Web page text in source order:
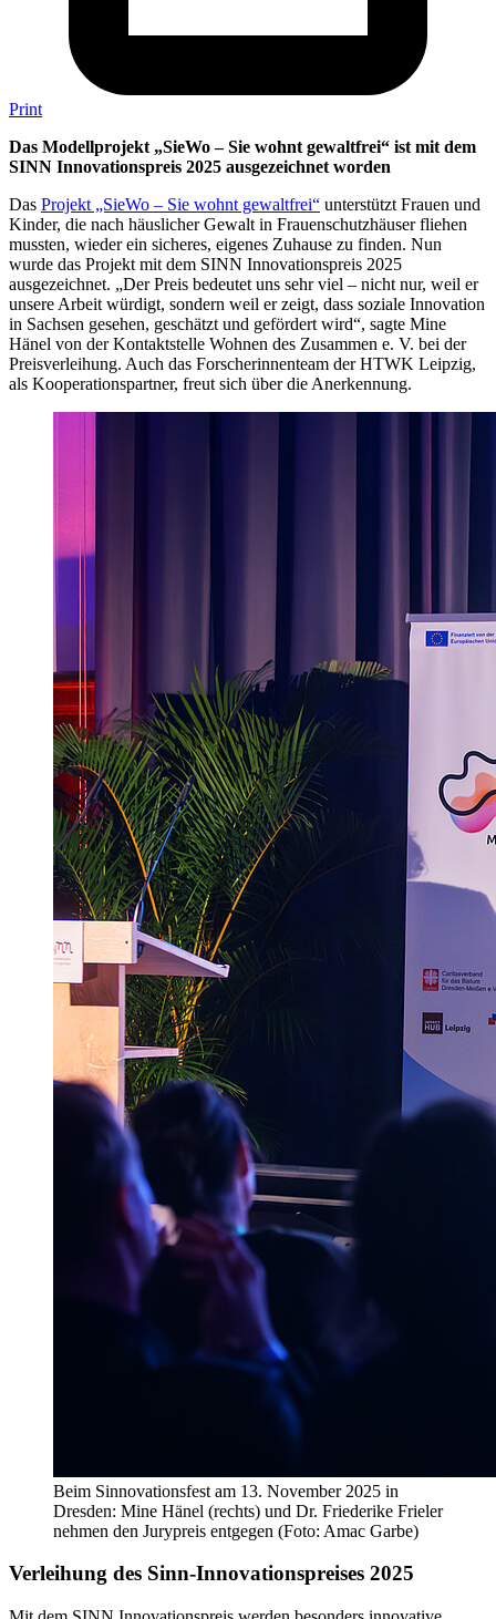
Print
Das Modellprojekt „SieWo – Sie wohnt gewaltfrei“ ist mit dem
SINN Innovationspreis 2025 ausgezeichnet worden
Das Projekt „SieWo – Sie wohnt gewaltfrei“ unterstützt Frauen und
Kinder, die nach häuslicher Gewalt in Frauenschutzhäuser fliehen
mussten, wieder ein sicheres, eigenes Zuhause zu finden. Nun
wurde das Projekt mit dem SINN Innovationspreis 2025
ausgezeichnet. „Der Preis bedeutet uns sehr viel – nicht nur, weil er
unsere Arbeit würdigt, sondern weil er zeigt, dass soziale Innovation
in Sachsen gesehen, geschätzt und gefördert wird“, sagte Mine
Hänel von der Kontaktstelle Wohnen des Zusammen e. V. bei der
Preisverleihung. Auch das Forscherinnenteam der HTWK Leipzig,
als Kooperationspartner, freut sich über die Anerkennung.
Beim Sinnovationsfest am 13. November 2025 in
Dresden: Mine Hänel (rechts) und Dr. Friederike Frieler
nehmen den Jurypreis entgegen (Foto: Amac Garbe)
Verleihung des Sinn-Innovationspreises 2025